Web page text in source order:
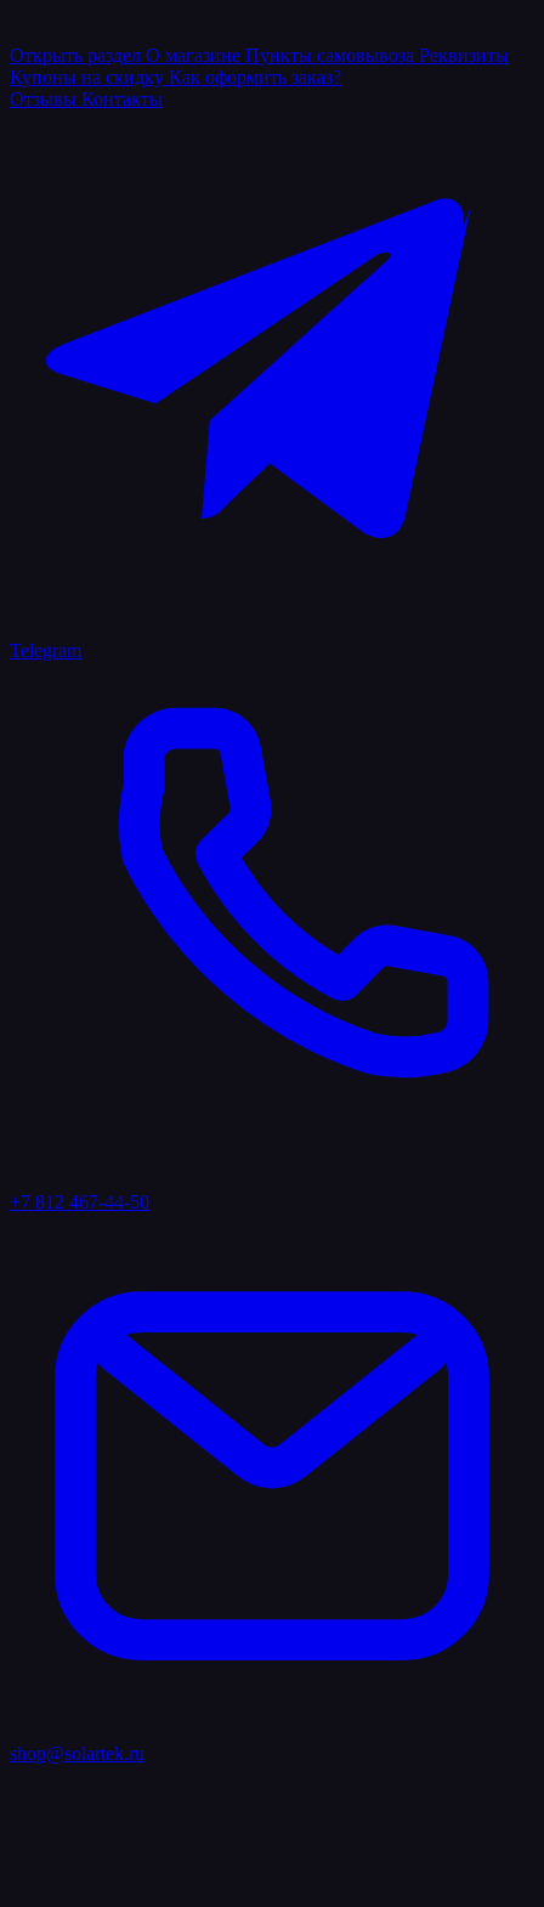
Открыть раздел О магазине Пункты самовывоза Реквизиты
Купоны на скидку Как оформить заказ?
Отзывы Контакты
Telegram
+7 812 467-44-50
shop@solartek.ru